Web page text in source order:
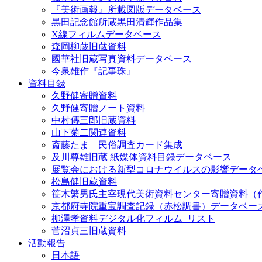
『美術画報』所載図版データベース
黒田記念館所蔵黒田清輝作品集
X線フィルムデータベース
森岡柳蔵旧蔵資料
國華社旧蔵写真資料データベース
今泉雄作『記事珠』
資料目録
久野健寄贈資料
久野健寄贈ノート資料
中村傳三郎旧蔵資料
山下菊二関連資料
斎藤たま 民俗調査カード集成
及川尊雄旧蔵 紙媒体資料目録データベース
展覧会における新型コロナウイルスの影響データ
松島健旧蔵資料
笹木繁男氏主宰現代美術資料センター寄贈資料（
京都府寺院重宝調査記録（赤松調書）データベー
柳澤孝資料デジタル化フィルム_リスト
菅沼貞三旧蔵資料
活動報告
日本語